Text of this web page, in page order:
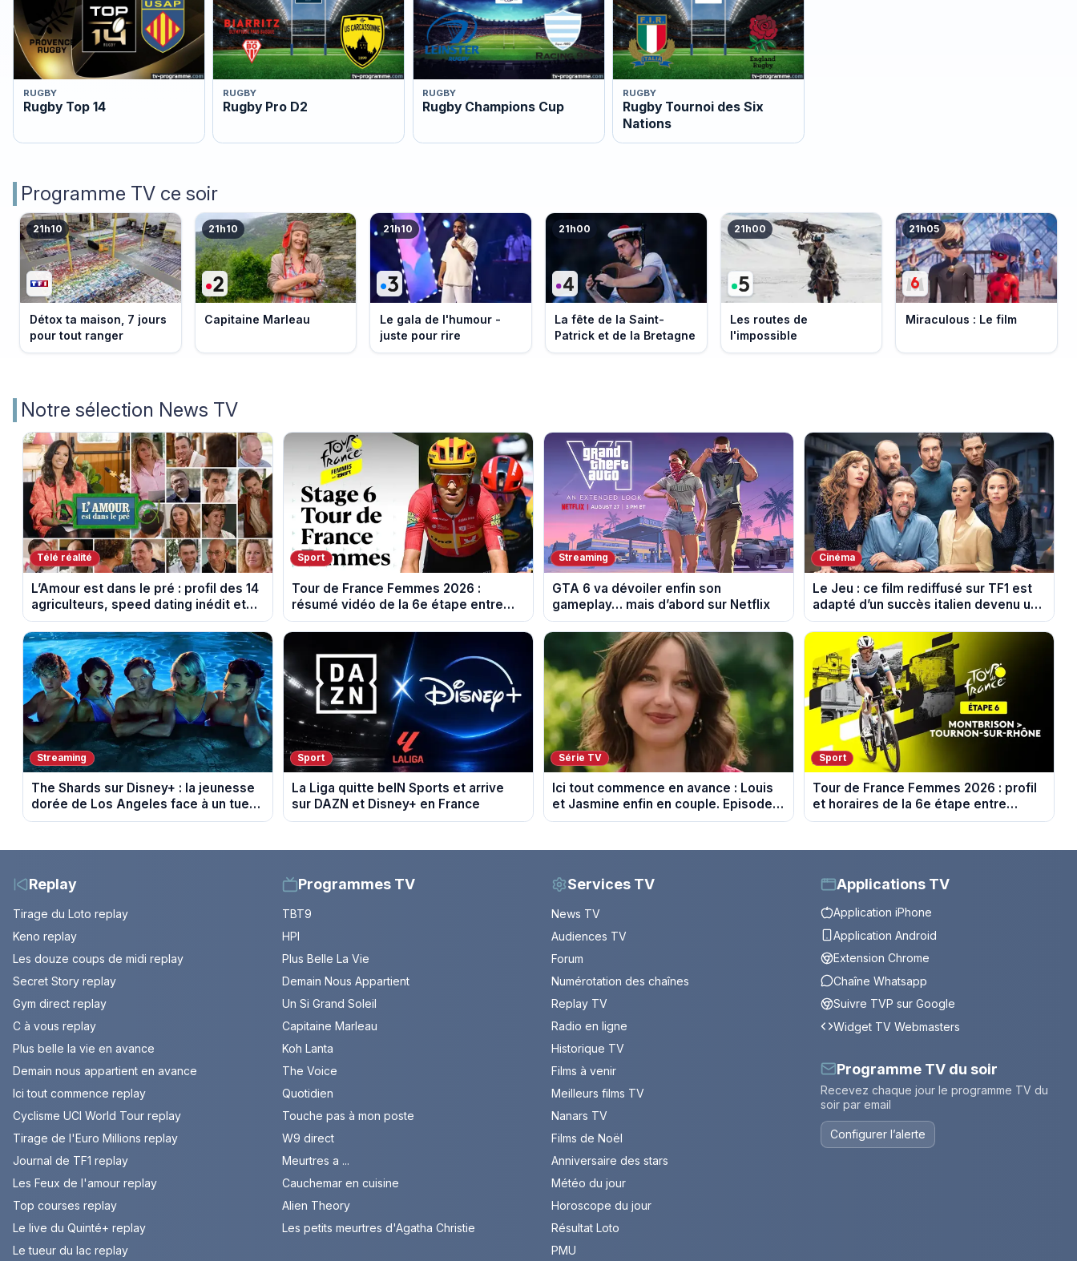
RUGBY
Rugby Top 14
RUGBY
Rugby Pro D2
RUGBY
Rugby Champions Cup
RUGBY
Rugby Tournoi des Six
Nations
Programme TV ce soir
21h10
Détox ta maison, 7 jours
pour tout ranger
21h10
Capitaine Marleau
21h10
Le gala de l'humour -
juste pour rire
21h00
La fête de la Saint-
Patrick et de la Bretagne
21h00
Les routes de
l'impossible
21h05
Miraculous : Le film
Notre sélection News TV
Télé réalité
L’Amour est dans le pré : profil des 14
agriculteurs, speed dating inédit et
de nouvelles histoires d’amour
Sport
Tour de France Femmes 2026 :
résumé vidéo de la 6e étape entre
Montbrison et Tournon-sur-Rhône
Streaming
GTA 6 va dévoiler enfin son
gameplay… mais d’abord sur Netflix
Cinéma
Le Jeu : ce film rediffusé sur TF1 est
adapté d’un succès italien devenu un
phénomène mondial
Streaming
The Shards sur Disney+ : la jeunesse
dorée de Los Angeles face à un tueur
dans les années 80
Sport
La Liga quitte beIN Sports et arrive
sur DAZN et Disney+ en France
Série TV
Ici tout commence en avance : Louis
et Jasmine enfin en couple. Episode
du 7 août 2026 (spoiler)
Sport
Tour de France Femmes 2026 : profil
et horaires de la 6e étape entre
Montbrison et Tournon-sur-Rhône
Replay
Tirage du Loto replay
Keno replay
Les douze coups de midi replay
Secret Story replay
Gym direct replay
C à vous replay
Plus belle la vie en avance
Demain nous appartient en avance
Ici tout commence replay
Cyclisme UCI World Tour replay
Tirage de l'Euro Millions replay
Journal de TF1 replay
Les Feux de l'amour replay
Top courses replay
Le live du Quinté+ replay
Le tueur du lac replay
Programmes TV
TBT9
HPI
Plus Belle La Vie
Demain Nous Appartient
Un Si Grand Soleil
Capitaine Marleau
Koh Lanta
The Voice
Quotidien
Touche pas à mon poste
W9 direct
Meurtres a ...
Cauchemar en cuisine
Alien Theory
Les petits meurtres d'Agatha Christie
Services TV
News TV
Audiences TV
Forum
Numérotation des chaînes
Replay TV
Radio en ligne
Historique TV
Films à venir
Meilleurs films TV
Nanars TV
Films de Noël
Anniversaire des stars
Météo du jour
Horoscope du jour
Résultat Loto
PMU
Applications TV
Application iPhone
Application Android
Extension Chrome
Chaîne Whatsapp
Suivre TVP sur Google
Widget TV Webmasters
Programme TV du soir
Recevez chaque jour le programme TV du
soir par email
Configurer l’alerte